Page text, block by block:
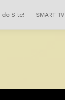
do Site! SMART TV